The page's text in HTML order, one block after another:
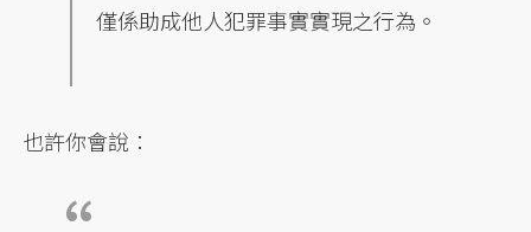
僅係助成他人犯罪事實實現之行為。
也許你會說：